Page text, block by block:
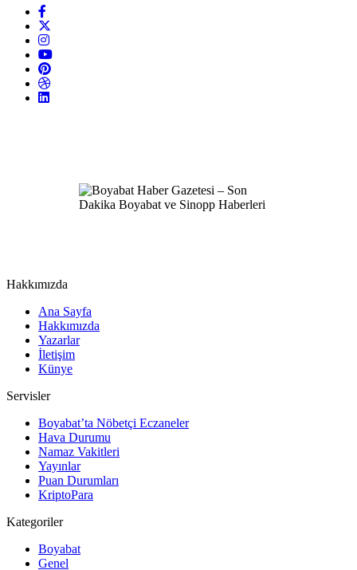
Hakkımızda
Ana Sayfa
Hakkımızda
Yazarlar
İletişim
Künye
Servisler
Boyabat’ta Nöbetçi Eczaneler
Hava Durumu
Namaz Vakitleri
Yayınlar
Puan Durumları
KriptoPara
Kategoriler
Boyabat
Genel